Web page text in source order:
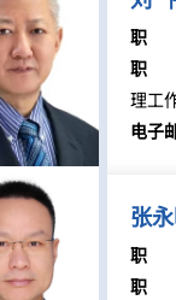
职
职
理工
电子
张
职
职